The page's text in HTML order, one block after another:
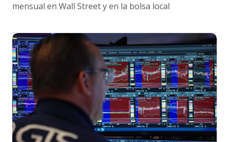
mensual en Wall Street y en la bolsa local